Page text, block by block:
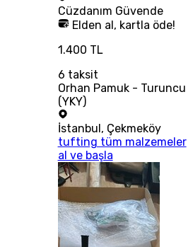
Cüzdanım Güvende
Elden al, kartla öde!
1.400 TL
6 taksit
Orhan Pamuk - Turuncu
(YKY)
İstanbul , Çekmeköy
tufting tüm malzemeler
al ve başla